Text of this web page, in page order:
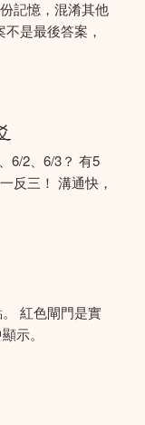
記憶，混淆其他
是最後答案，
6/2、6/3？ 有5
反三！ 溝通快，
紅色閘門是實
示。